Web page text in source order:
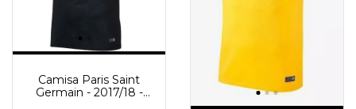
Camisa Paris Saint
Germain - 2017/18 -